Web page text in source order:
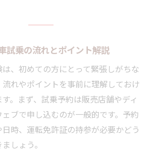
試乗の流れとポイント解説
、初めての方にとって緊張しがちな
れやポイントを事前に理解しておけ
。まず、試乗予約は販売店舗やディ
ブで申し込むのが一般的です。予約
時、運転免許証の持参が必要かどう
しょう。